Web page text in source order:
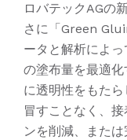
ロバテックAGの
さに「Green
ータと解析によ
の塗布量を最適
に透明性をもた
冒すことなく、
ンを削減、または